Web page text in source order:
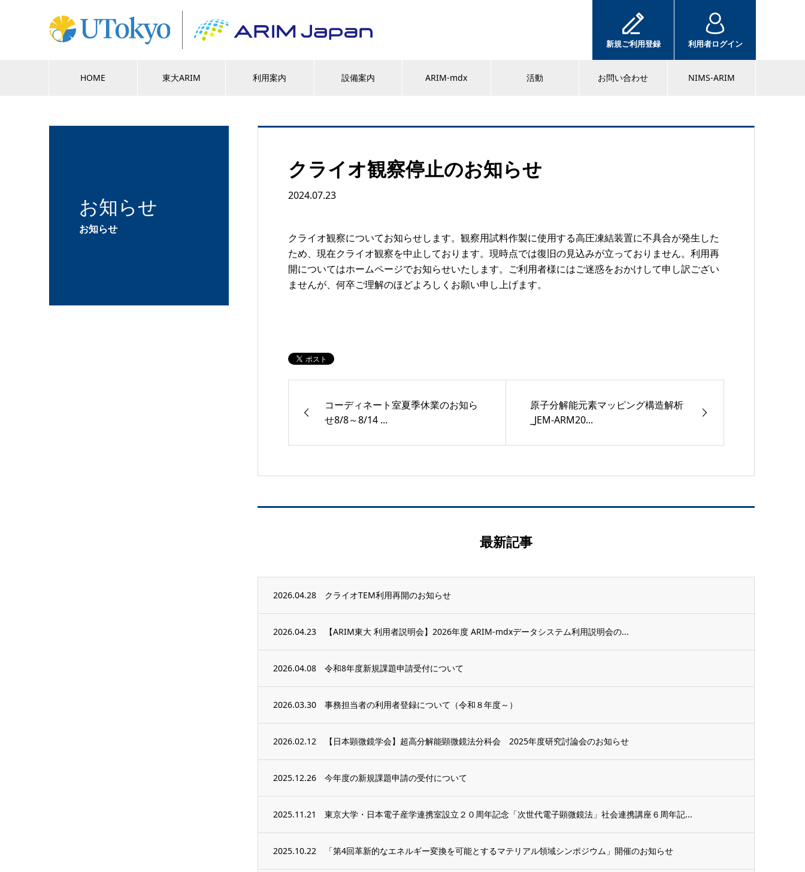
新規ご利用登録 利用者ログイン
HOME 東大ARIM 利用案内 設備案内 ARIM-mdx 活動 お問い合わせ NIMS-ARIM
お知らせ
お知らせ
クライオ観察停止のお知らせ
2024.07.23
クライオ観察についてお知らせします。観察用試料作製に使用する高圧凍結装置に不具合が発生した
ため、現在クライオ観察を中止しております。現時点では復旧の見込みが立っておりません。利用再
開についてはホームページでお知らせいたします。ご利用者様にはご迷惑をおかけして申し訳ござい
ませんが、何卒ご理解のほどよろしくお願い申し上げます。
コーディネート室夏季休業のお知ら
せ8/8～8/14 ...
原子分解能元素マッピング構造解析
_JEM-ARM20...
最新記事
2026.04.28 クライオTEM利用再開のお知らせ
2026.04.23 【ARIM東大 利用者説明会】2026年度 ARIM-mdxデータシステム利用説明会の...
2026.04.08 令和8年度新規課題申請受付について
2026.03.30 事務担当者の利用者登録について（令和８年度～）
2026.02.12 【日本顕微鏡学会】超高分解能顕微鏡法分科会 2025年度研究討論会のお知らせ
2025.12.26 今年度の新規課題申請の受付について
2025.11.21 東京大学・日本電子産学連携室設立２０周年記念「次世代電子顕微鏡法」社会連携講座６周年記...
2025.10.22 「第4回革新的なエネルギー変換を可能とするマテリアル領域シンポジウム」開催のお知らせ